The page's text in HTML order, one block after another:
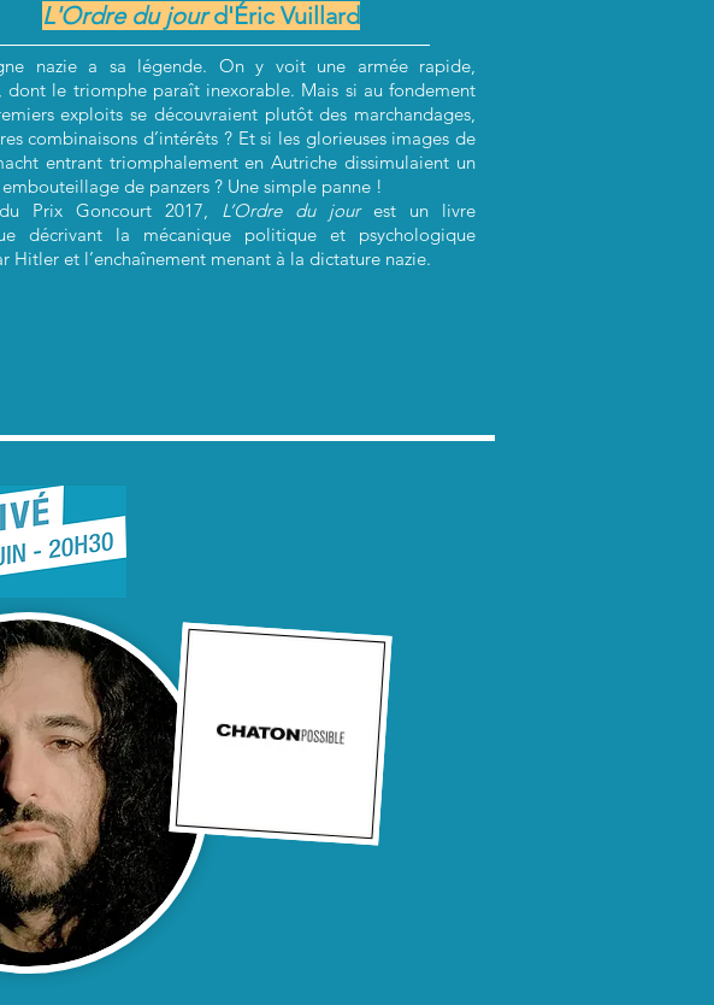
L'Ordre du jourd'Éric Vuillard
nazie a sa légende. On y voit une armée rapide,
dont le triomphe paraît inexorable. Mais si au fondement
exploits se découvraient plutôt des marchandages,
combinaisons d’intérêts ? Et si les glorieuses images de
entrant triomphalement en Autriche dissimulaient un
de panzers ? Une simple panne !
Prix Goncourt 2017, L’Ordre du jour est un livre
décrivant la mécanique politique et psychologique
Hitler et l’enchaînement menant à la dictature nazie.